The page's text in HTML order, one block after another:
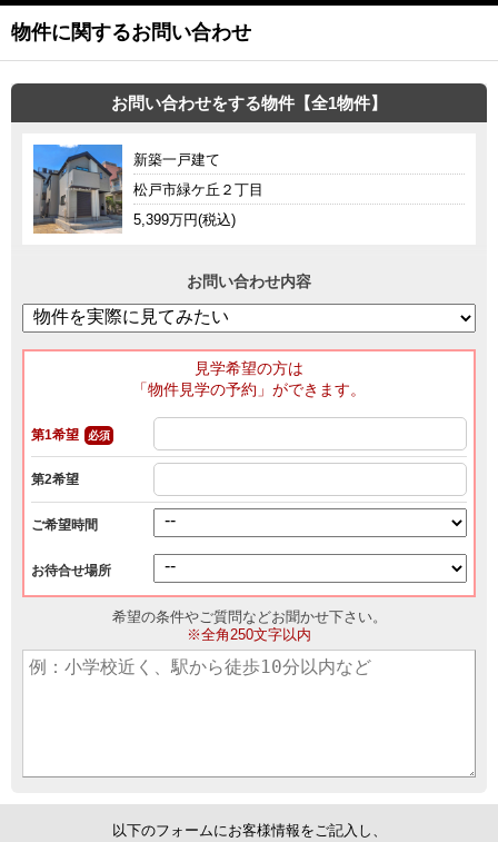
物件に関するお問い合わせ
お問い合わせをする物件【全1物件】
新築一戸建て
松戸市緑ケ丘２丁目
5,399万円(税込)
お問い合わせ内容
見学希望の方は
「物件見学の予約」ができます。
第1希望 必須
第2希望
ご希望時間
お待合せ場所
希望の条件やご質問などお聞かせ下さい。
※全角250文字以内
以下のフォームにお客様情報をご記入し、